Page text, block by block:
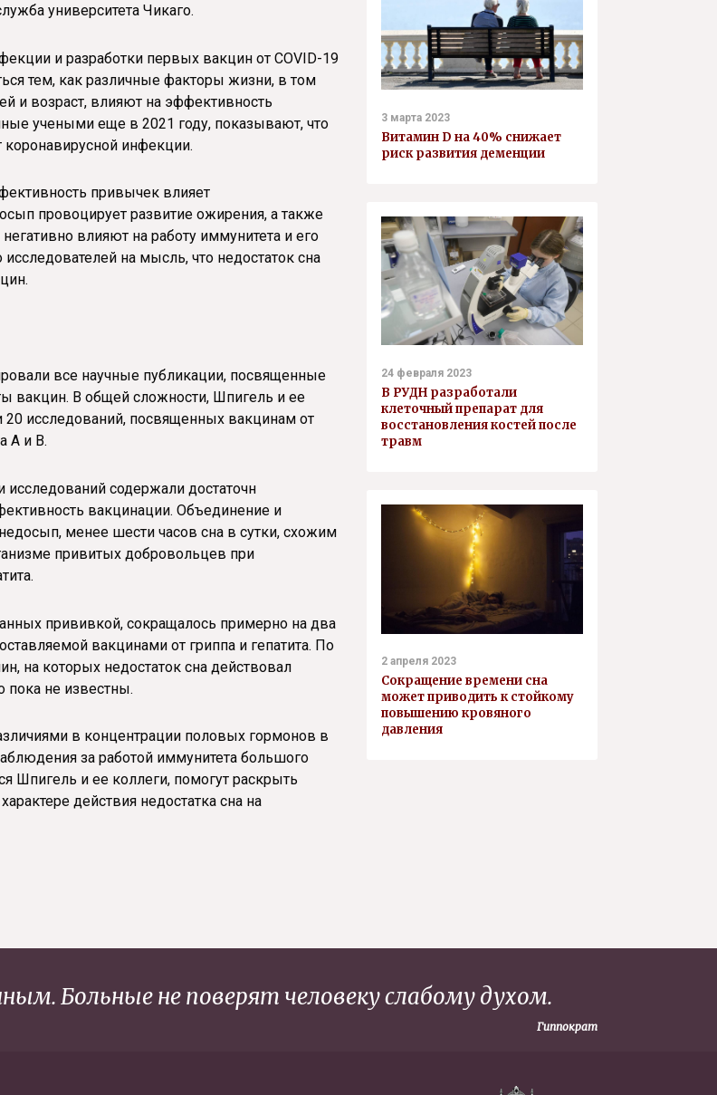
университета Чикаго.
и разработки первых вакцин от COVID-19
тем, как различные факторы жизни, в том
и возраст, влияют на эффективность
учеными еще в 2021 году, показывают, что
инфекции.
привычек влияет
провоцирует развитие ожирения, а также
влияют на работу иммунитета и его
на мысль, что недостаток сна
все научные публикации, посвященные
вакцин. В общей сложности, Шпигель и ее
исследований, посвященных вакцинам от
A и B.
содержали достаточн
вакцинации. Объединение и
менее шести часов сна в сутки, схожим
привитых добровольцев при
прививкой, сокращалось примерно на два
вакцинами от гриппа и гепатита. По
на которых недостаток сна действовал
не известны.
в концентрации половых гормонов в
за работой иммунитета большого
Шпигель и ее коллеги, помогут раскрыть
действия недостатка сна на
3 марта 2023
Витамин D на 40% снижает
риск развития деменции
24 февраля 2023
В РУДН разработали
клеточный препарат для
восстановления костей после
травм
2 апреля 2023
Сокращение времени сна
может приводить к стойкому
повышению кровяного
давления
Больные не поверят человеку слабому духом.
Гиппократ